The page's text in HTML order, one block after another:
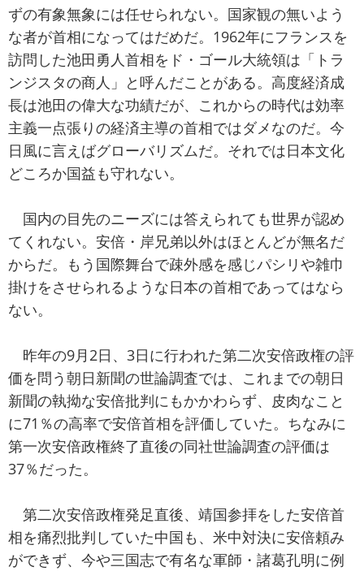
ずの有象無象には任せられない。国家観の無いよう
な者が首相になってはだめだ。1962年にフランスを
訪問した池田勇人首相をド・ゴール大統領は「トラ
ンジスタの商人」と呼んだことがある。高度経済成
長は池田の偉大な功績だが、これからの時代は効率
主義一点張りの経済主導の首相ではダメなのだ。今
日風に言えばグローバリズムだ。それでは日本文化
どころか国益も守れない。
国内の目先のニーズには答えられても世界が認め
てくれない。安倍・岸兄弟以外はほとんどが無名だ
からだ。もう国際舞台で疎外感を感じパシリや雑巾
掛けをさせられるような日本の首相であってはなら
ない。
昨年の9月2日、3日に行われた第二次安倍政権の評
価を問う朝日新聞の世論調査では、これまでの朝日
新聞の執拗な安倍批判にもかかわらず、皮肉なこと
に71％の高率で安倍首相を評価していた。ちなみに
第一次安倍政権終了直後の同社世論調査の評価は
37％だった。
第二次安倍政権発足直後、靖国参拝をした安倍首
相を痛烈批判していた中国も、米中対決に安倍頼み
ができず、今や三国志で有名な軍師・諸葛孔明に例